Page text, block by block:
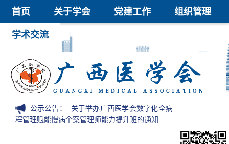
首页 关于学会 党建工作
组织管理
学术交流
继续教育
医学科技奖
信息公开
公示公告： 关于举办广西医学会数字化全病
程管理赋能慢病个案管理师能力提升班的通知